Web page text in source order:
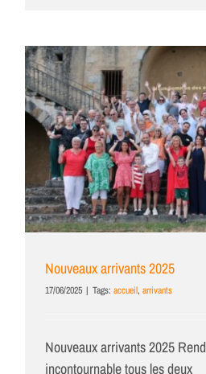
Nouveaux arrivants 2025
17/06/2025 | Tags: accueil, arrivants
Nouveaux arrivants 2025
incontournable tous les deux